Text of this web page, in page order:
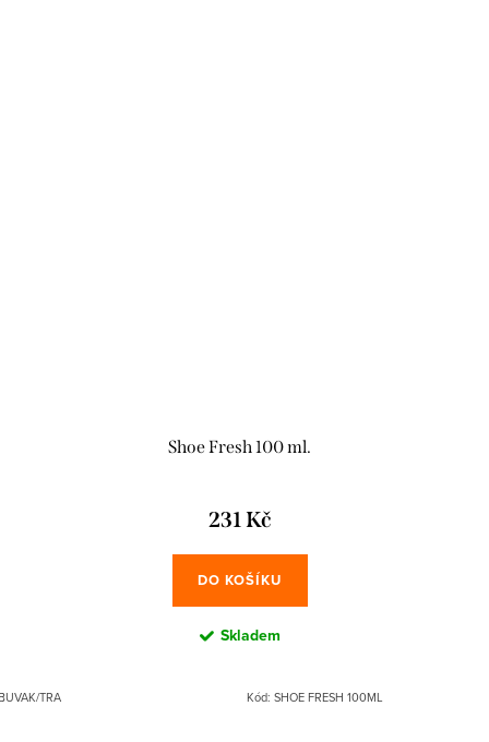
TRA
Shoe Fresh 100 ml.
231 Kč
DO KOŠÍKU
Skladem
Kód: SHOE FRESH 100ML